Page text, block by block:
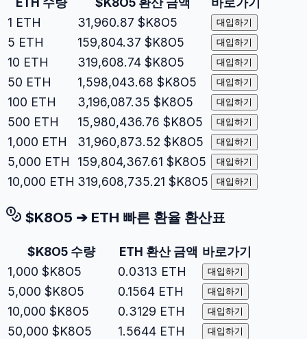
1 ETH 31,960.87 $K8O5 대입하기
5 ETH 159,804.37 $K8O5 대입하기
10 ETH 319,608.74 $K8O5 대입하기
50 ETH 1,598,043.68 $K8O5 대입하기
100 ETH 3,196,087.35 $K8O5 대입하기
500 ETH 15,980,436.76 $K8O5 대입하기
1,000 ETH 31,960,873.52 $K8O5 대입하기
5,000 ETH 159,804,367.61 $K8O5 대입하기
10,000 ETH 319,608,735.21 $K8O5 대입하기
$K8O5 ➔ ETH 빠른 환율 환산표
$K8O5 수량 ETH 환산 금액 바로가기
1,000 $K8O5 0.0313 ETH 대입하기
5,000 $K8O5 0.1564 ETH 대입하기
10,000 $K8O5 0.3129 ETH 대입하기
50,000 $K8O5 1.5644 ETH 대입하기